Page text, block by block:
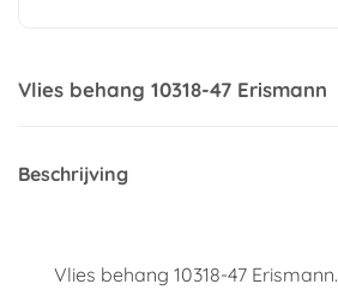
Vlies behang 10318-47 Erismann
Beschrijving
Vlies behang 10318-47 Erismann.